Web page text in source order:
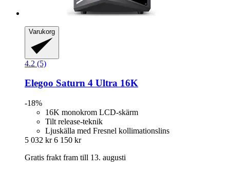
Varukorg
4.2 (5)
Elegoo Saturn 4 Ultra 16K
-18%
16K monokrom LCD-skärm
Tilt release-teknik
Ljuskälla med Fresnel kollimationslins
5 032 kr 6 150 kr
Gratis frakt fram till 13. augusti